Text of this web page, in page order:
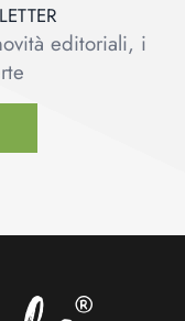
editoriali, i